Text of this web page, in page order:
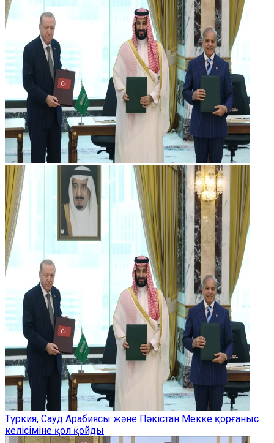
Түркия, Сауд Арабиясы және Пәкістан Мекке қорғаныс
келісіміне қол қойды